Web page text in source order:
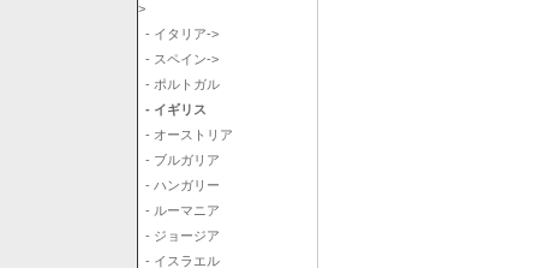
>
- イタリア->
- スペイン->
- ポルトガル
- イギリス
- オーストリア
- ブルガリア
- ハンガリー
- ルーマニア
- ジョージア
- イスラエル